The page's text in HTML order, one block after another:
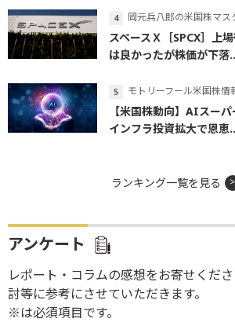
岡元兵八郎の米国株マス
スペースＸ［SPCX］上
は良かったが株価が下落
モトリーフール米国株情
【米国株動向】AIスー
インフラ投資拡大で恩恵
ランキング一覧を見る
アンケート
レポート・コラムの感想をお寄せくだ
討等に参考にさせていただきます。
※は必須項目です。